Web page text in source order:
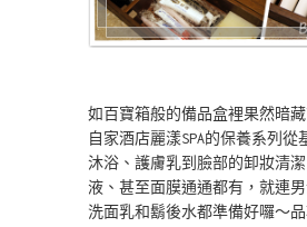
如百寶箱般的備品盒裡果然暗
自家酒店麗漾SPA的保養系列從
沐浴、護膚乳到臉部的卸妝清
液、甚至面膜通通都有，就連
洗面乳和鬍後水都準備好囉～